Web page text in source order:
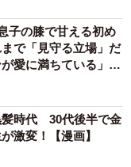
子の膝で甘える初め
で「見守る立場」だ
愛に満ちている」
髪時代 30代後半で金
激変！【漫画】